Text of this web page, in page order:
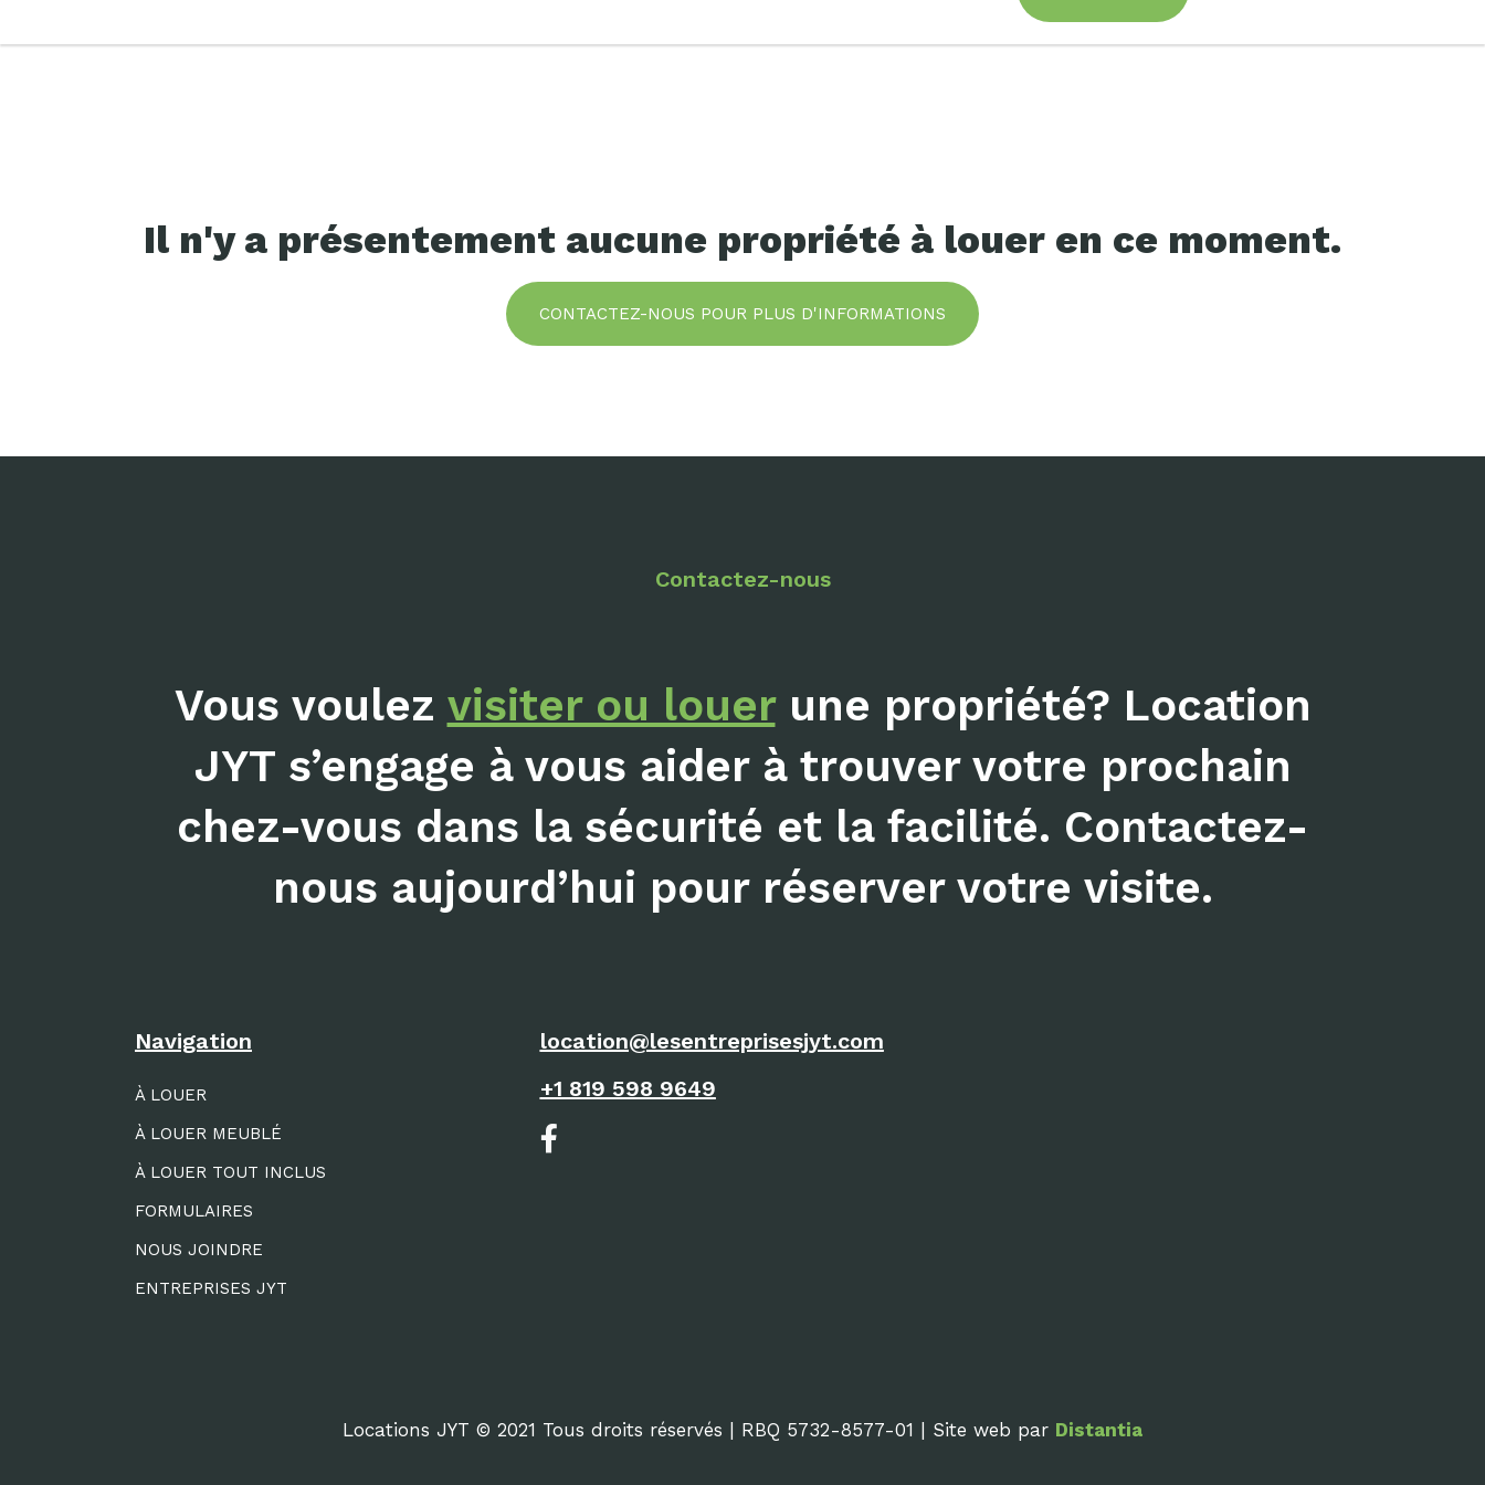
Il n'y a présentement aucune propriété à louer en ce moment.
CONTACTEZ-NOUS POUR PLUS D'INFORMATIONS
Contactez-nous
Vous voulez visiter ou louerune propriété? Location
JYT s’engage à vous aider à trouver votre prochain
chez-vous dans la sécurité et la facilité. Contactez-
nous aujourd’hui pour réserver votre visite.
Navigation
À LOUER
À LOUER MEUBLÉ
À LOUER TOUT INCLUS
FORMULAIRES
NOUS JOINDRE
ENTREPRISES JYT
location@lesentreprisesjyt.com
+1 819 598 9649
Locations JYT © 2021 Tous droits réservés | RBQ 5732-8577-01 | Site web par Distantia